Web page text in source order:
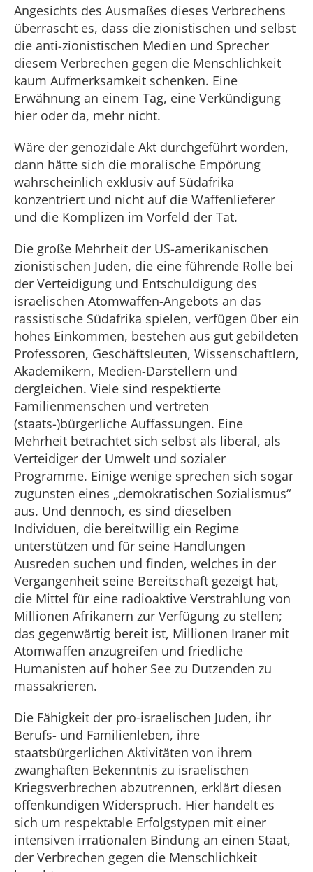
Angesichts des Ausmaßes dieses Verbrechens
überrascht es, dass die zionistischen und selbst
die anti-zionistischen Medien und Sprecher
diesem Verbrechen gegen die Menschlichkeit
kaum Aufmerksamkeit schenken. Eine
Erwähnung an einem Tag, eine Verkündigung
hier oder da, mehr nicht.
Wäre der genozidale Akt durchgeführt worden,
dann hätte sich die moralische Empörung
wahrscheinlich exklusiv auf Südafrika
konzentriert und nicht auf die Waffenlieferer
und die Komplizen im Vorfeld der Tat.
Die große Mehrheit der US-amerikanischen
zionistischen Juden, die eine führende Rolle bei
der Verteidigung und Entschuldigung des
israelischen Atomwaffen-Angebots an das
rassistische Südafrika spielen, verfügen über ein
hohes Einkommen, bestehen aus gut gebildeten
Professoren, Geschäftsleuten, Wissenschaftlern,
Akademikern, Medien-Darstellern und
dergleichen. Viele sind respektierte
Familienmenschen und vertreten
(staats-)bürgerliche Auffassungen. Eine
Mehrheit betrachtet sich selbst als liberal, als
Verteidiger der Umwelt und sozialer
Programme. Einige wenige sprechen sich sogar
zugunsten eines „demokratischen Sozialismus“
aus. Und dennoch, es sind dieselben
Individuen, die bereitwillig ein Regime
unterstützen und für seine Handlungen
Ausreden suchen und finden, welches in der
Vergangenheit seine Bereitschaft gezeigt hat,
die Mittel für eine radioaktive Verstrahlung von
Millionen Afrikanern zur Verfügung zu stellen;
das gegenwärtig bereit ist, Millionen Iraner mit
Atomwaffen anzugreifen und friedliche
Humanisten auf hoher See zu Dutzenden zu
massakrieren.
Die Fähigkeit der pro-israelischen Juden, ihr
Berufs- und Familienleben, ihre
staatsbürgerlichen Aktivitäten von ihrem
zwanghaften Bekenntnis zu israelischen
Kriegsverbrechen abzutrennen, erklärt diesen
offenkundigen Widerspruch. Hier handelt es
sich um respektable Erfolgstypen mit einer
intensiven irrationalen Bindung an einen Staat,
der Verbrechen gegen die Menschlichkeit